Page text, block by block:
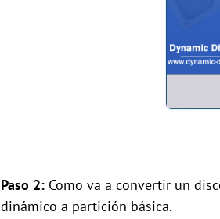
Paso 2: Como va a convertir un
dinámico a partición básica.